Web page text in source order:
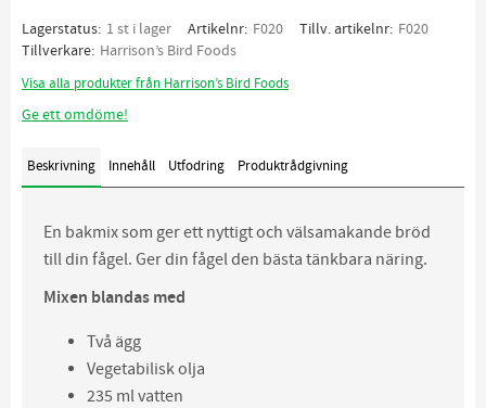
Lagerstatus 1 st i lager Artikelnr F020 Tillv. artikelnr F020
Tillverkare Harrison’s Bird Foods
Visa alla produkter från Harrison’s Bird Foods
Ge ett omdöme!
Beskrivning Innehåll Utfodring Produktrådgivning
En bakmix som ger ett nyttigt och välsamakande bröd
till din fågel. Ger din fågel den bästa tänkbara näring.
Mixen blandas med
Två ägg
Vegetabilisk olja
235 ml vatten